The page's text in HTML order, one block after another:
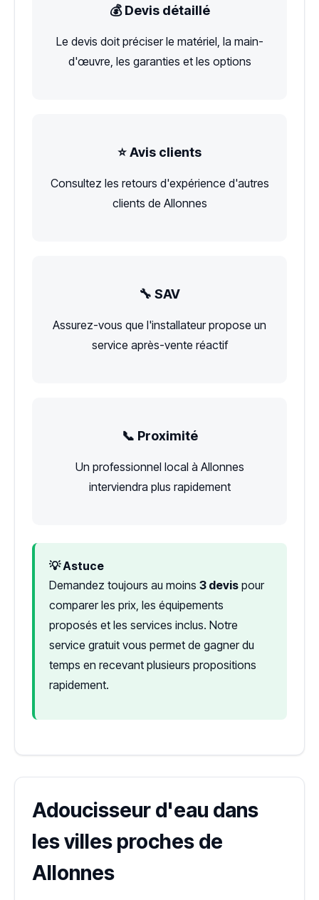
💰 Devis détaillé
Le devis doit préciser le matériel, la main-
d'œuvre, les garanties et les options
⭐ Avis clients
Consultez les retours d'expérience d'autres
clients de Allonnes
🔧 SAV
Assurez-vous que l'installateur propose un
service après-vente réactif
📞 Proximité
Un professionnel local à Allonnes
interviendra plus rapidement
💡 Astuce
Demandez toujours au moins 3 devis pour
comparer les prix, les équipements
proposés et les services inclus. Notre
service gratuit vous permet de gagner du
temps en recevant plusieurs propositions
rapidement.
Adoucisseur d'eau dans
les villes proches de
Allonnes